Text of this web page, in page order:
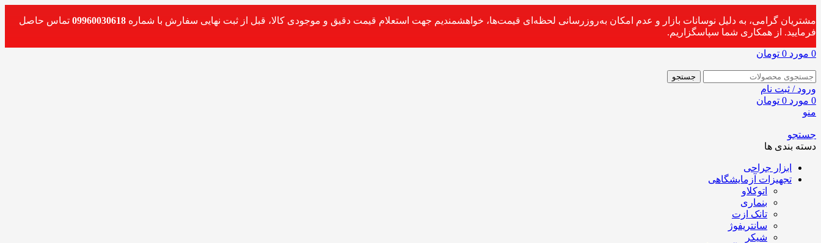
مشتریان گرامی، به دلیل نوسانات بازار و عدم امکان به‌روزرسانی لحظه‌ای قیمت‌ها، خواهشمندیم جهت استعلام قیمت دقیق و موجودی کالا، قبل از ثبت نهایی سفارش با شماره 09960030618 تماس حاصل
فرمایید. از همکاری شما سپاسگزاریم.
0 مورد 0 تومان
جستجو
ورود / ثبت نام
0 مورد 0 تومان
منو
جستجو
دسته بندی ها
ابزار جراحی
تجهیزات آزمایشگاهی
اتوکلاو
بنماری
تانک ازت
سانتریفوژ
شیکر